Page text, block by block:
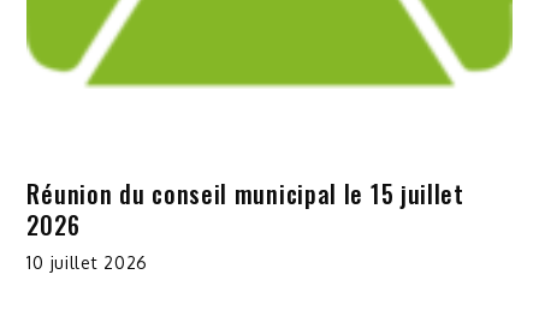
Réunion du conseil municipal le 15 juillet
2026
10 juillet 2026